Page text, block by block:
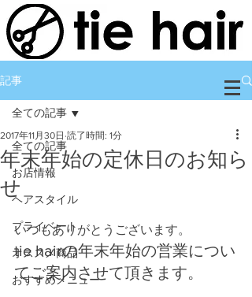
記事
全ての記事
お店情報
ヘアスタイル
プライベート
オススメ商品
おすすめメニュー
全ての記事
年末年始の定休日のお知ら
せ
2017年11月30日 読了時間: 1分
いつもありがとうございます。
tie hairの年末年始の営業につい
てご案内させて頂きます。